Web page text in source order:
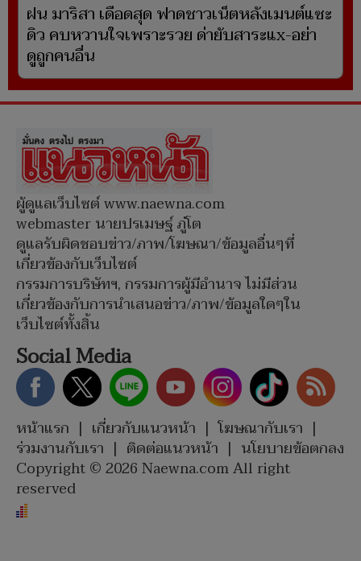
ฝน มาริสา เดือดสุด ฟาดชาวเน็ตหลังเมนต์แซะ
ดิว คบหวานใจเพราะรวย ด่ายับสาระแx-อย่า
ดูถูกคนอื่น
ผู้ดูแลเว็บไซต์ www.naewna.com
webmaster นายปรเมษฐ์ ภู่โต
ดูแลรับผิดชอบข่าว/ภาพ/โฆษณา/ข้อมูลอื่นๆที่
เกี่ยวข้องกับเว็บไซต์
กรรมการบริษัทฯ, กรรมการผู้มีอำนาจ ไม่มีส่วน
เกี่ยวข้องกับการนำเสนอข่าว/ภาพ/ข้อมูลใดๆใน
เว็บไซต์ทั้งสิ้น
Social Media
หน้าแรก | เกี่ยวกับแนวหน้า | โฆษณากับเรา |
ร่วมงานกับเรา | ติดต่อแนวหน้า | นโยบายข้อตกลง
Copyright © 2026 Naewna.com All right
reserved